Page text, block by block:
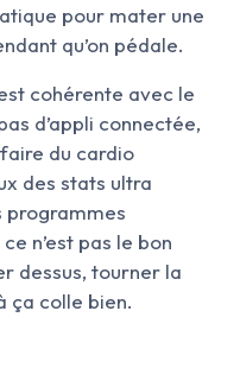
pour mater une
qu’on pédale.
cohérente avec le
d’appli connectée,
du cardio
des stats ultra
programmes
n’est pas le bon
dessus, tourner la
ça colle bien.